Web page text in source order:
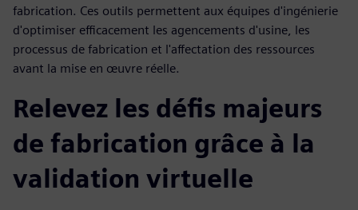
fabrication. Ces outils permettent aux équipes d'ingénierie
d'optimiser efficacement les agencements d'usine, les
processus de fabrication et l'affectation des ressources
avant la mise en œuvre réelle.
Relevez les défis majeurs
de fabrication grâce à la
validation virtuelle